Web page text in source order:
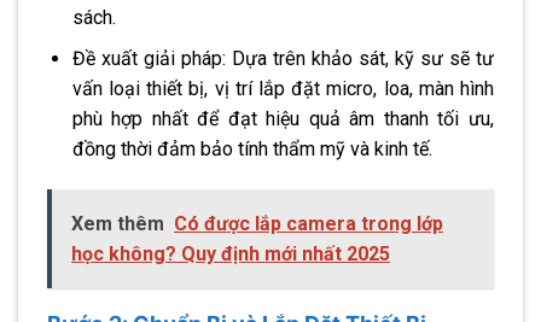
sách.
Đề xuất giải pháp: Dựa trên khảo sát, kỹ sư sẽ tư
vấn loại thiết bị, vị trí lắp đặt micro, loa, màn hình
phù hợp nhất để đạt hiệu quả âm thanh tối ưu,
đồng thời đảm bảo tính thẩm mỹ và kinh tế.
Xem thêm Có được lắp camera trong lớp
học không? Quy định mới nhất 2025